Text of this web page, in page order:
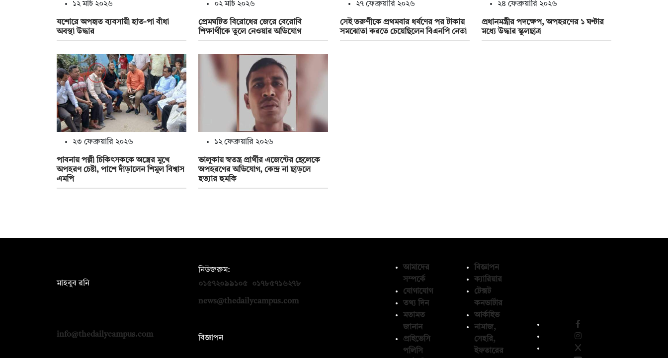
১২ মার্চ ২০২৬
যশোরে অপহৃত ব্যবসায়ী হাত-পা বাঁধা
অবস্থা উদ্ধার
০২ মার্চ ২০২৬
প্রেমঘটিত বিরোধের জেরে বেরোবি
শিক্ষার্থীকে তুলে নেওয়ার অভিযোগ
২৭ ফেব্রুয়ারি ২০২৬
সেই তরুণীকে প্রথমবার ধর্ষণের পর টাকায়
সমঝোতা করতে চেয়েছিলেন বিএনপি নেতা
২৪ ফেব্রুয়ারি ২০২৬
প্রধানমন্ত্রীর পদক্ষেপ, অপহরণের ১ ঘণ্টার
মধ্যে উদ্ধার স্কুলছাত্র
২৩ ফেব্রুয়ারি ২০২৬
পাবনায় পল্লী চিকিৎসককে অস্ত্রের মুখে
অপহরণ চেষ্টা, পাশে দাঁড়ালেন শিমুল বিশ্বাস
এমপি
১২ ফেব্রুয়ারি ২০২৬
ভালুকায় স্বতন্ত্র প্রার্থীর এজেন্টের ছেলেকে
অপহরণের অভিযোগ, কেন্দ্র না ছাড়লে
হত্যার হুমকি
মাহবুব রনি
info@thedailycampus.com
নিউজরুম:
০১৫৭২০৯৯১০৫
০১৭৮৫৭১৬২৭৮
news@thedailycampus.com
বিজ্ঞাপন
আমাদের
সম্পর্কে
যোগাযোগ
তথ্য দিন
মতামত
জানান
প্রাইভেসি
পলিসি
বিজ্ঞাপন
ক্যারিয়ার
টেক্সট
কনভার্টার
আর্কাইভ
নামাজ,
সেহরি,
ইফতারের